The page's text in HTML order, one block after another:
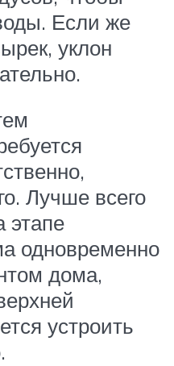
Если же
уклон
Лучше всего
этапе
одновременно
дома,
устроить